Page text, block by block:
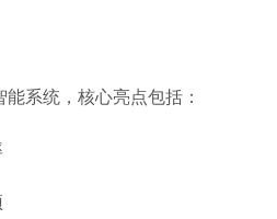
系统，核心亮点包括：